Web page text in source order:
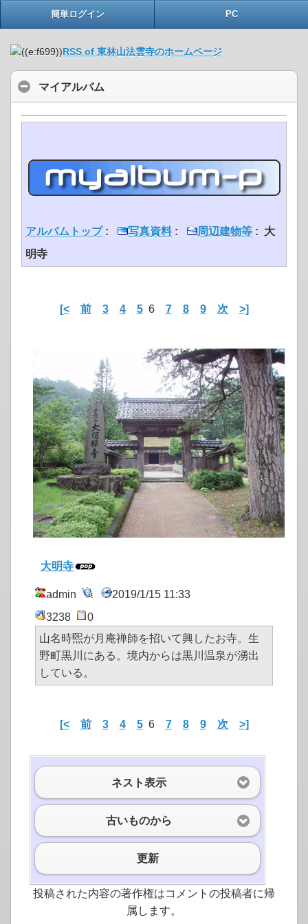
簡単ログイン PC
RSS of 東林山法雲寺のホームページ
マイアルバム
アルバムトップ: 写真資料: 周辺建物等 : 大
明寺
[< 前 3 4 56 7 8 9 次 >]
大明寺
admin
2019/1/15 11:33
3238
0
山名時煕が月庵禅師を招いて興したお寺。生
野町黒川にある。境内からは黒川温泉が湧出
している。
[< 前 3 4 56 7 8 9 次 >]
ネスト表示
古いものから
更新
投稿された内容の著作権はコメントの投稿者に帰
属します。